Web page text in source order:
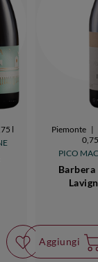
l
Piemonte |
PICO
Aggiungi